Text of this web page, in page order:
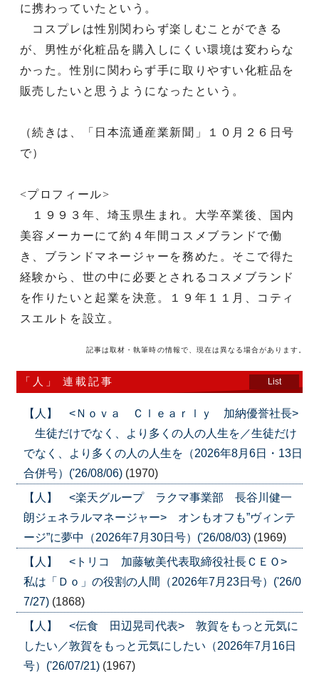
に携わっていたという。
コスプレは性別関わらず楽しむことができる
が、男性が化粧品を購入しにくい環境は変わらな
かった。性別に関わらず手に取りやすい化粧品を
販売したいと思うようになったという。
（続きは、「日本流通産業新聞」１０月２６日号
で）
<プロフィール>
１９９３年、埼玉県生まれ。大学卒業後、国内
美容メーカーにて約４年間コスメブランドで働
き、ブランドマネージャーを務めた。そこで得た
経験から、世の中に必要とされるコスメブランド
を作りたいと起業を決意。１９年１１月、コティ
スエルトを設立。
記事は取材・執筆時の情報で、現在は異なる場合があります。
「人」 連載記事 List
【人】 <Ｎｏｖａ Ｃｌｅａｒｌｙ 加納優誉社長>
生徒だけでなく、より多くの人の人生を／生徒だけ
でなく、より多くの人の人生を（2026年8月6日・13日
合併号）('26/08/06) (1970)
【人】 <楽天グループ ラクマ事業部 長谷川健一
朗ジェネラルマネージャー> オンもオフも”ヴィンテ
ージ”に夢中（2026年7月30日号）('26/08/03) (1969)
【人】 <トリコ 加藤敏美代表取締役社長ＣＥＯ>
私は「Ｄｏ」の役割の人間（2026年7月23日号）('26/0
7/27) (1868)
【人】 <伝食 田辺晃司代表> 敦賀をもっと元気に
したい／敦賀をもっと元気にしたい（2026年7月16日
号）('26/07/21) (1967)